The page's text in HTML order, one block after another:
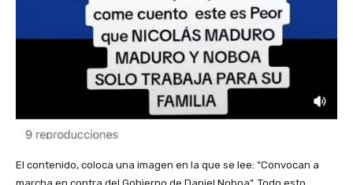
El contenido, coloca una imagen en la que se lee: “Convocan a